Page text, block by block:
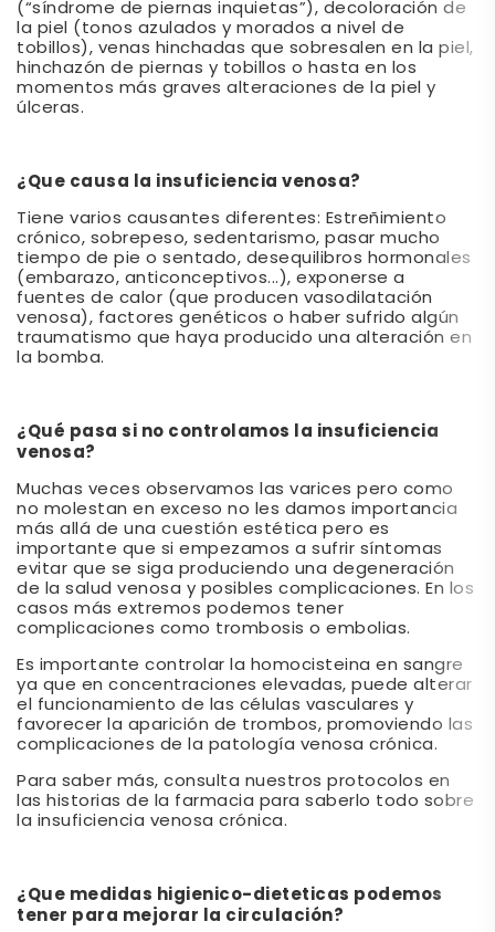
(“síndrome de piernas inquietas”), decoloración de
la piel (tonos azulados y morados a nivel de
tobillos), venas hinchadas que sobresalen en la piel,
hinchazón de piernas y tobillos o hasta en los
momentos más graves alteraciones de la piel y
úlceras.
¿Que causa la insuficiencia venosa?
Tiene varios causantes diferentes: Estreñimiento
crónico, sobrepeso, sedentarismo, pasar mucho
tiempo de pie o sentado, desequilibros hormonales
(embarazo, anticonceptivos...), exponerse a
fuentes de calor (que producen vasodilatación
venosa), factores genéticos o haber sufrido algún
traumatismo que haya producido una alteración en
la bomba.
¿Qué pasa si no controlamos la insuficiencia
venosa?
Muchas veces observamos las varices pero como
no molestan en exceso no les damos importancia
más allá de una cuestión estética pero es
importante que si empezamos a sufrir síntomas
evitar que se siga produciendo una degeneración
de la salud venosa y posibles complicaciones. En los
casos más extremos podemos tener
complicaciones como trombosis o embolias.
Es importante controlar la homocisteina en sangre
ya que en concentraciones elevadas, puede alterar
el funcionamiento de las células vasculares y
favorecer la aparición de trombos, promoviendo las
complicaciones de la patología venosa crónica.
Para saber más, consulta nuestros protocolos en
las historias de la farmacia para saberlo todo sobre
la insuficiencia venosa crónica.
¿Que medidas higienico-dieteticas podemos
tener para mejorar la circulación?